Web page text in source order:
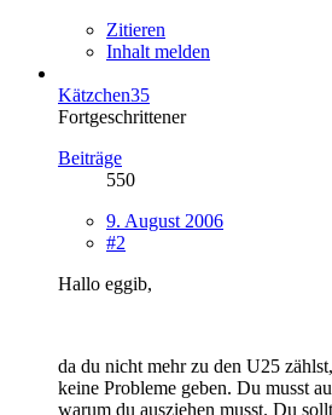
Zitieren
Inhalt melden
Kätzchen35
Fortgeschrittener
Beiträge
550
9. August 2006
#2
Hallo eggib,
da du nicht mehr zu den U25
keine Probleme geben. Du musst
warum du ausziehen musst. Du